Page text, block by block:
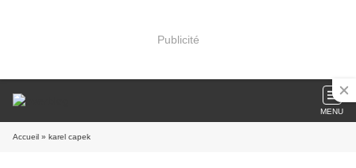
Publicité
MENU
Accueil » karel capek